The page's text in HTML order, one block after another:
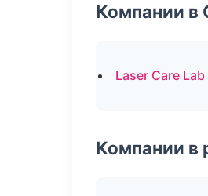
Компании в
Laser Care
Компании в